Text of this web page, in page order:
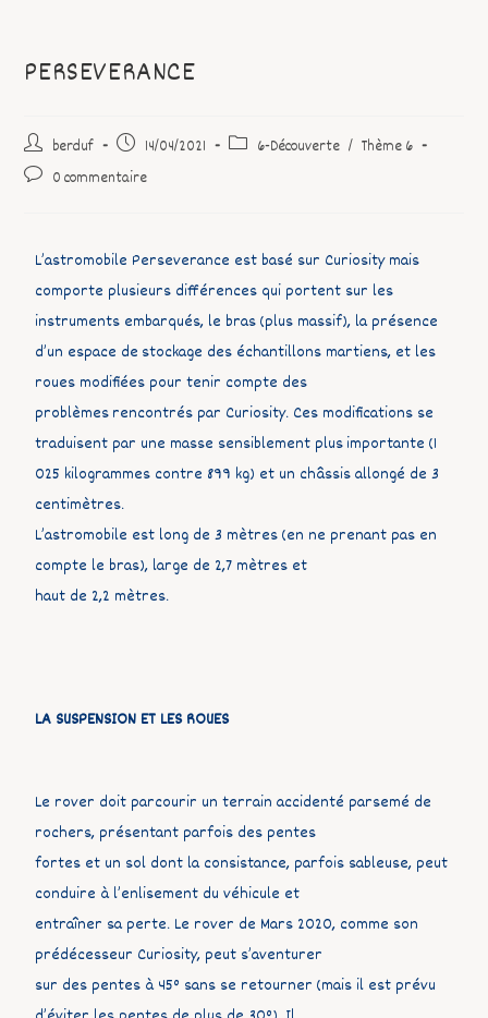
PERSEVERANCE
berduf 14/04/2021 6-Découverte / Thème 6
0 commentaire
L’astromobile Perseverance est basé sur Curiosity mais
comporte plusieurs différences qui portent sur les
instruments embarqués, le bras (plus massif), la présence
d’un espace de stockage des échantillons martiens, et les
roues modifiées pour tenir compte des
problèmes rencontrés par Curiosity. Ces modifications se
traduisent par une masse sensiblement plus importante (1
025 kilogrammes contre 899 kg) et un châssis allongé de 3
centimètres.
L’astromobile est long de 3 mètres (en ne prenant pas en
compte le bras), large de 2,7 mètres et
haut de 2,2 mètres.
LA SUSPENSION ET LES ROUES
Le rover doit parcourir un terrain accidenté parsemé de
rochers, présentant parfois des pentes
fortes et un sol dont la consistance, parfois sableuse, peut
conduire à l’enlisement du véhicule et
entraîner sa perte. Le rover de Mars 2020, comme son
prédécesseur Curiosity, peut s’aventurer
sur des pentes à 45° sans se retourner (mais il est prévu